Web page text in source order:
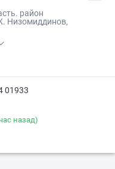
район
Низомиддинов,
01933
назад)